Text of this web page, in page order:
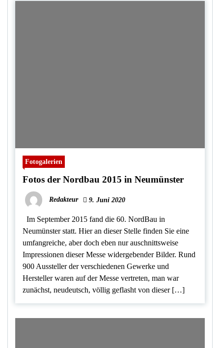
Fotogalerien
Fotos der Nordbau 2015 in Neumünster
Redakteur 9. Juni 2020
Im September 2015 fand die 60. NordBau in
Neumünster statt. Hier an dieser Stelle finden Sie eine
umfangreiche, aber doch eben nur auschnittsweise
Impressionen dieser Messe widergebender Bilder. Rund
900 Aussteller der verschiedenen Gewerke und
Hersteller waren auf der Messe vertreten, man war
zunächst, neudeutsch, völlig geflasht von dieser […]